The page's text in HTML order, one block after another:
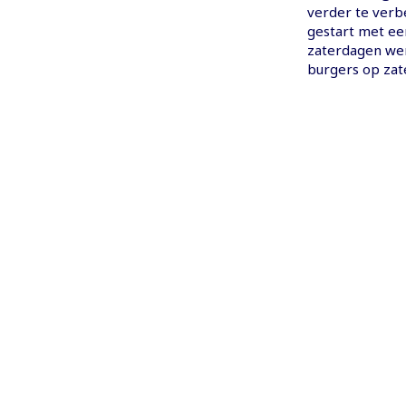
verder te
gestart met
zaterdagen
burgers op